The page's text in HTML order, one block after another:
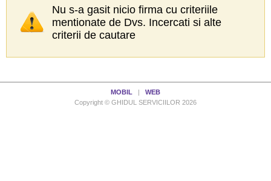
Nu s-a gasit nicio firma cu criteriile
mentionate de Dvs. Incercati si alte
criterii de cautare
MOBIL
WEB
Copyright © GHIDUL SERVICIILOR 2026